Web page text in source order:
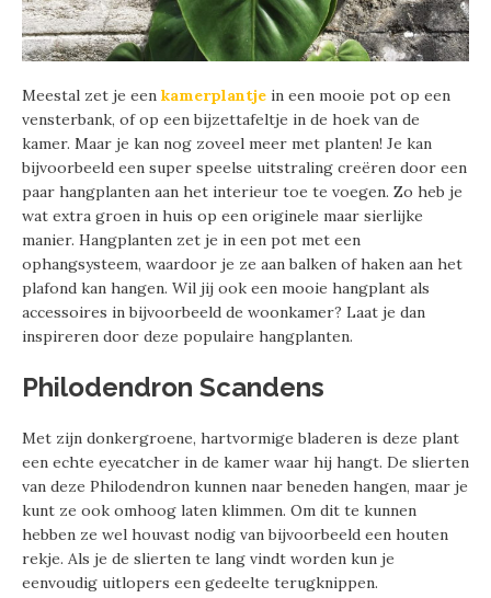
Meestal zet je een kamerplantje in een mooie pot op een
vensterbank, of op een bijzettafeltje in de hoek van de
kamer. Maar je kan nog zoveel meer met planten! Je kan
bijvoorbeeld een super speelse uitstraling creëren door een
paar hangplanten aan het interieur toe te voegen. Zo heb je
wat extra groen in huis op een originele maar sierlijke
manier. Hangplanten zet je in een pot met een
ophangsysteem, waardoor je ze aan balken of haken aan het
plafond kan hangen. Wil jij ook een mooie hangplant als
accessoires in bijvoorbeeld de woonkamer? Laat je dan
inspireren door deze populaire hangplanten.
Philodendron Scandens
Met zijn donkergroene, hartvormige bladeren is deze plant
een echte eyecatcher in de kamer waar hij hangt. De slierten
van deze Philodendron kunnen naar beneden hangen, maar je
kunt ze ook omhoog laten klimmen. Om dit te kunnen
hebben ze wel houvast nodig van bijvoorbeeld een houten
rekje. Als je de slierten te lang vindt worden kun je
eenvoudig uitlopers een gedeelte terugknippen.